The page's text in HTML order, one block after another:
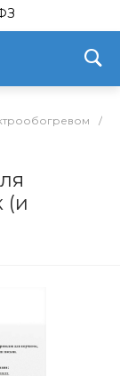
/
(и